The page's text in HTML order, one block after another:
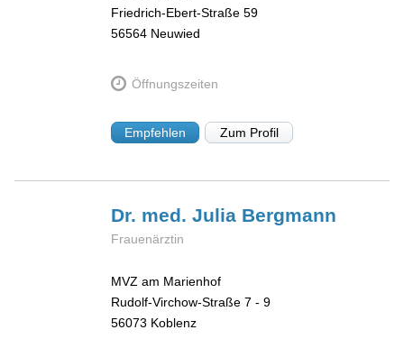
Friedrich-Ebert-Straße 59
56564 Neuwied
Öffnungszeiten
Empfehlen Zum Profil
Dr. med. Julia Bergmann
Frauenärztin
MVZ am Marienhof
Rudolf-Virchow-Straße 7 - 9
56073 Koblenz